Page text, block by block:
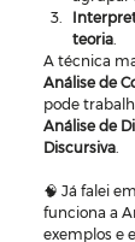
teoria
A técnica
Análise de
pode
Análise de
Discursiva
🧠 Já falei
funciona a
exemplos e